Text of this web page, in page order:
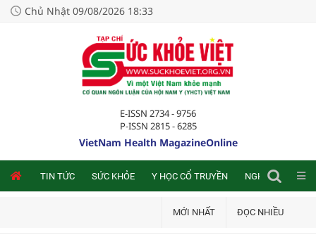
Chủ Nhật 09/08/2026 18:33
E-ISSN 2734 - 9756
P-ISSN 2815 - 6285
VietNam Health MagazineOnline
TIN TỨC SỨC KHỎE Y HỌC CỔ TRUYỀN NGHIÊN CỨU
MỚI NHẤT ĐỌC NHIỀU